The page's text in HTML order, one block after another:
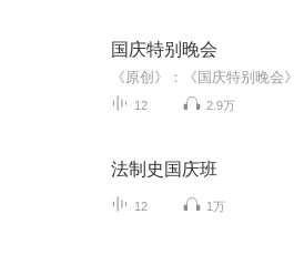
国庆特别晚会
12 2.9万
法制史国庆班
12 1万